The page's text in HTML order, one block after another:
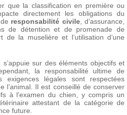
que la classification en première ou
directement les obligations du
responsabilité civile, d’assurance,
de détention et de promenade de
de la muselière et l’utilisation d’une
sur des éléments objectifs et
la responsabilité ultime de
exigences légales sont respectées
l’animal. Il est conseillé de conserver
à l’examen du chien, y compris un
attestant de la catégorie de
future.